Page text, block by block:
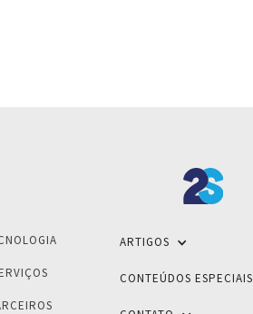
ARTIGOS
CONTEÚDOS ESPECIAIS